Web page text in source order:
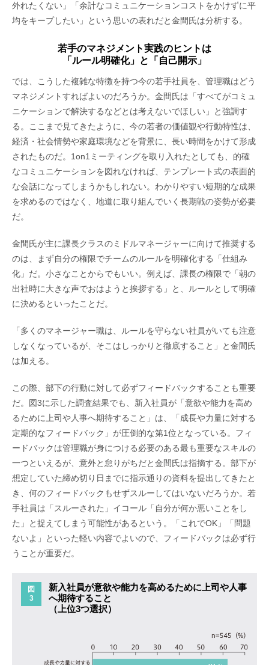
外れたくない」「余計なコミュニケーションコストをかけずに平
均をキープしたい」という思いの表れだと金間氏は分析する。
若手のマネジメント実践のヒントは
「ルール明確化」と「自己開示」
では、こうした複雑な特徴を持つ今の若手社員を、管理職はどう
マネジメントすればよいのだろうか。金間氏は「すべてがコミュ
ニケーションで解決するなどとは考えないでほしい」と強調す
る。ここまで見てきたように、今の若者の価値観や行動特性は、
経済・社会情勢や家庭環境などを背景に、長い時間をかけて形成
されたものだ。1on1ミーティングを取り入れたとしても、的確
なコミュニケーションを図れなければ、テンプレート式の表面的
な会話になってしまうかもしれない。わかりやすい短期的な成果
を求めるのではなく、地道に取り組んでいく長期戦の姿勢が必要
だ。
金間氏が主に課長クラスのミドルマネージャーに向けて推奨する
のは、まず自分の権限でチームのルールを明確化する「仕組み
化」だ。小さなことからでもいい。例えば、課長の権限で「朝の
出社時に大きな声でおはようと挨拶する」と、ルールとして明確
に決めるといったことだ。
「多くのマネージャー職は、ルールを守らない社員がいても注意
しなくなっているが、そこはしっかりと徹底すること」と金間氏
は加える。
この際、部下の行動に対して必ずフィードバックすることも重要
だ。図3に示した調査結果でも、新入社員が「意欲や能力を高め
るために上司や人事へ期待すること」は、「成長や力量に対する
定期的なフィードバック」が圧倒的な第1位となっている。フィ
ードバックは管理職が身につける必要のある最も重要なスキルの
一つといえるが、意外と怠りがちだと金間氏は指摘する。部下が
想定していた締め切り日までに指示通りの資料を提出してきたと
き、何のフィードバックもせずスルーしてはいないだろうか。若
手社員は「スルーされた」イコール「自分が何か悪いことをし
た」と捉えてしまう可能性があるという。「これでOK」「問題
ないよ」といった軽い内容でよいので、フィードバックは必ず行
うことが重要だ。
図
3
新入社員が意欲や能力を高めるために上司や人事
へ期待すること
（上位3つ選択）